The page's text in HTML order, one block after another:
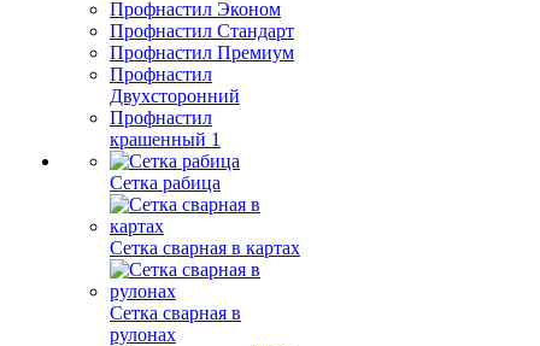
Профнастил Эконом
Профнастил Стандарт
Профнастил Премиум
Профнастил
Двухсторонний
Профнастил
крашенный 1
Сетка рабица
Сетка сварная в картах
Сетка сварная в
рулонах